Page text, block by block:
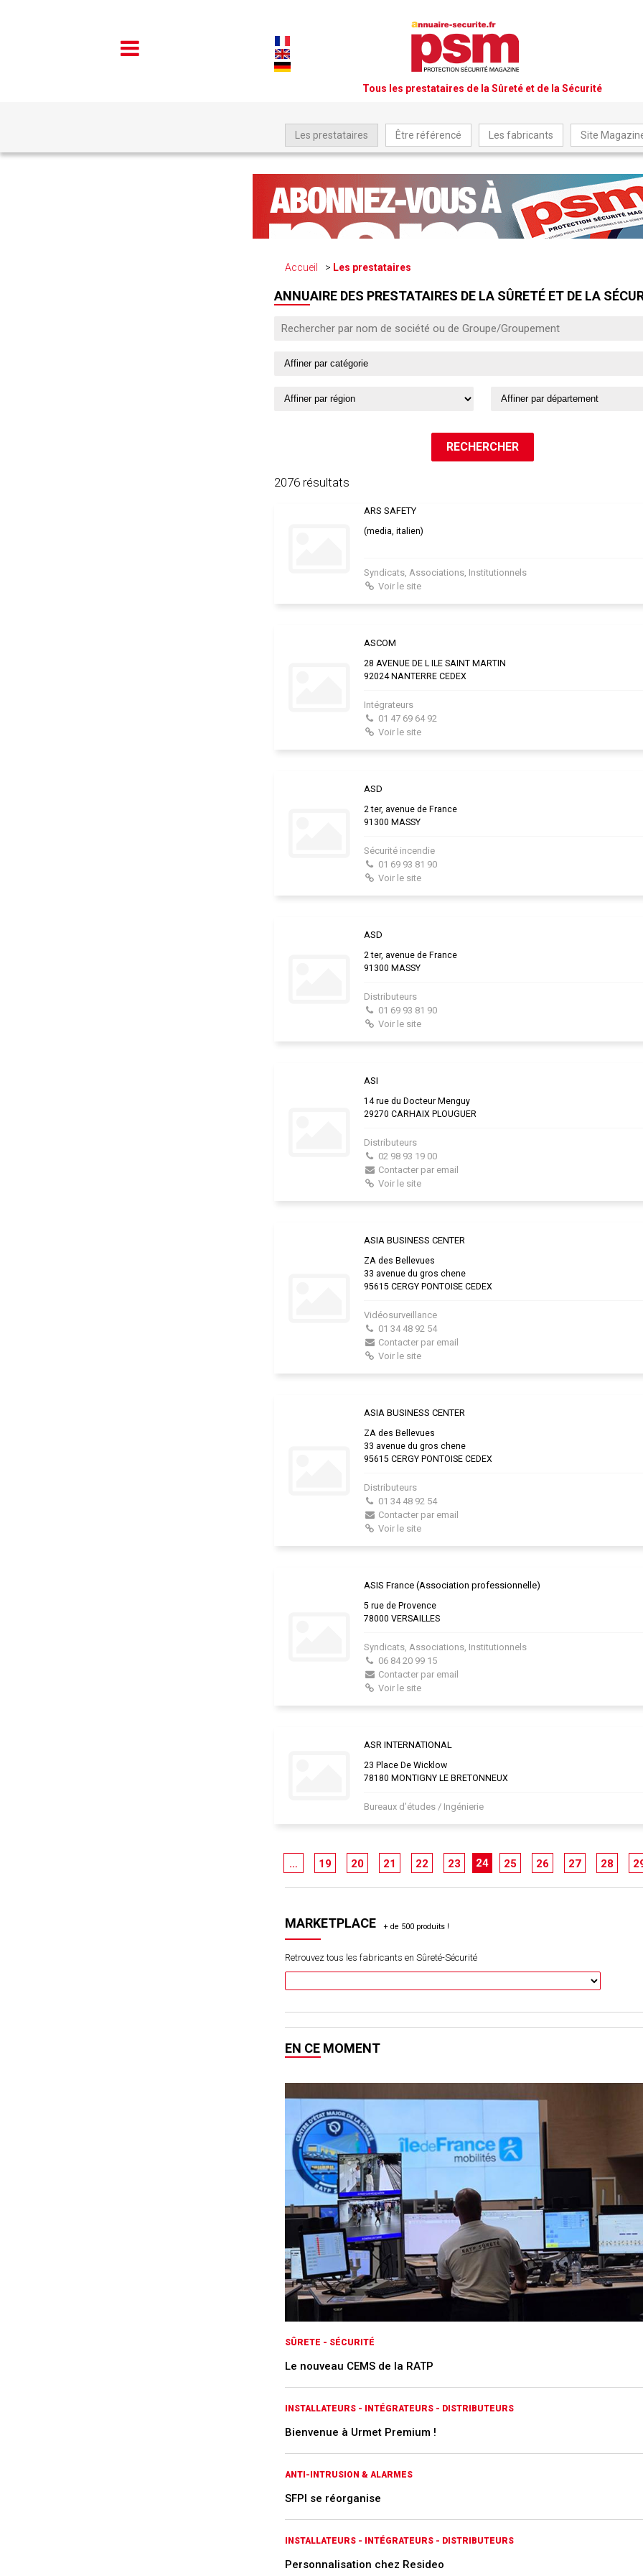
Tous les prestataires de la Sûreté et de la Sécurité
Les prestataires Être référencé Les fabricants Site
Accueil Les prestataires
ANNUAIRE DES PRESTATAIRES DE LA SÛRETÉ ET DE LA
2076 résultats
ARS SAFETY
(media, italien)
Syndicats, Associations, Institutionnels
Voir le site
ASCOM
28 AVENUE DE L ILE SAINT MARTIN
92024 NANTERRE CEDEX
Intégrateurs
01 47 69 64 92
Voir le site
ASD
2 ter, avenue de France
91300 MASSY
Sécurité incendie
01 69 93 81 90
Voir le site
ASD
2 ter, avenue de France
91300 MASSY
Distributeurs
01 69 93 81 90
Voir le site
ASI
14 rue du Docteur Menguy
29270 CARHAIX PLOUGUER
Distributeurs
02 98 93 19 00
Contacter par email
Voir le site
ASIA BUSINESS CENTER
ZA des Bellevues
33 avenue du gros chene
95615 CERGY PONTOISE CEDEX
Vidéosurveillance
01 34 48 92 54
Contacter par email
Voir le site
ASIA BUSINESS CENTER
ZA des Bellevues
33 avenue du gros chene
95615 CERGY PONTOISE CEDEX
Distributeurs
01 34 48 92 54
Contacter par email
Voir le site
ASIS France (Association professionnelle)
5 rue de Provence
78000 VERSAILLES
Syndicats, Associations, Institutionnels
06 84 20 99 15
Contacter par email
Voir le site
ASR INTERNATIONAL
23 Place De Wicklow
78180 MONTIGNY LE BRETONNEUX
Bureaux d’études / Ingénierie
… 19 20 21 22 23 24 25 26 27 28
MARKETPLACE
Retrouvez tous les fabricants en Sûreté-Sécurité
EN CE MOMENT
SÛRETE - SÉCURITÉ
Le nouveau CEMS de la RATP
INSTALLATEURS - INTÉGRATEURS - DISTRIBUTEURS
Bienvenue à Urmet Premium !
ANTI-INTRUSION & ALARMES
SFPI se réorganise
INSTALLATEURS - INTÉGRATEURS - DISTRIBUTEURS
Personnalisation chez Resideo